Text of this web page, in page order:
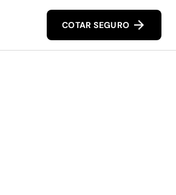
COTAR SEGURO